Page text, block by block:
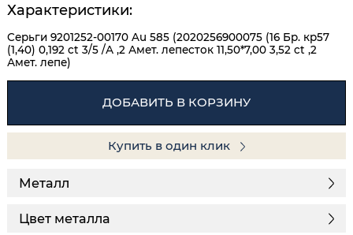
Характеристики:
Серьги 9201252-00170 Au 585 (2020256900075 (16 Бр. кр57
(1,40) 0,192 ct 3/5 /А ,2 Амет. лепесток 11,50*7,00 3,52 ct ,2
Амет. лепе)
ДОБАВИТЬ В КОРЗИНУ
Купить в один клик
Металл
Цвет металла